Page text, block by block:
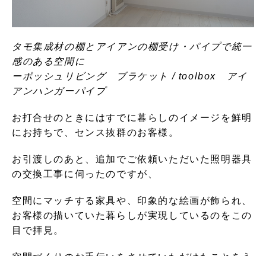
タモ集成材の棚とアイアンの棚受け・パイプで統一
感のある空間に
ーポッシュリビング ブラケット / toolbox アイ
アンハンガーパイプ
お打合せのときにはすでに暮らしのイメージを鮮明
にお持ちで、センス抜群のお客様。
お引渡しのあと、追加でご依頼いただいた照明器具
の交換工事に伺ったのですが、
空間にマッチする家具や、印象的な絵画が飾られ、
お客様の描いていた暮らしが実現しているのをこの
目で拝見。